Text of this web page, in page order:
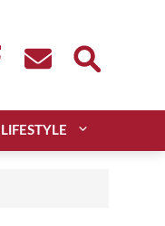
LIFESTYLE